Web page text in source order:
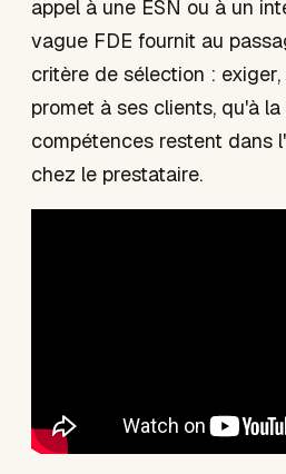
appel à une ESN ou à un
vague FDE fournit au
critère de sélection : exiger,
promet à ses clients, qu'à
compétences restent dans
chez le prestataire.